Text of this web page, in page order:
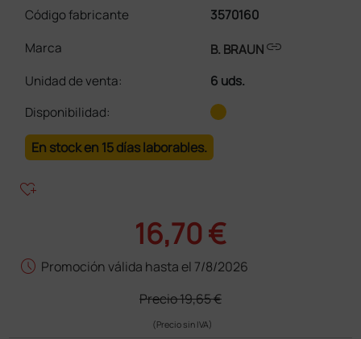
Código fabricante
3570160
Marca
B. BRAUNlink
Unidad de venta:
6 uds.
Disponibilidad:
En stock en 15 días laborables.
heart_plus
16,70 €
schedule Promoción válida hasta el 7/8/2026
Precio19,65 €
(Precio sin IVA)